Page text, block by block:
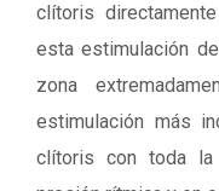
clítoris
esta estimulación
zona
estimulación más
clítoris con toda la